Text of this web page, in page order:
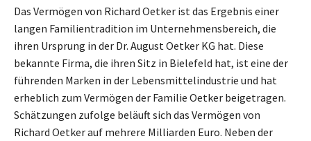
Das Vermögen von Richard Oetker ist das Ergebnis einer
langen Familientradition im Unternehmensbereich, die
ihren Ursprung in der Dr. August Oetker KG hat. Diese
bekannte Firma, die ihren Sitz in Bielefeld hat, ist eine der
führenden Marken in der Lebensmittelindustrie und hat
erheblich zum Vermögen der Familie Oetker beigetragen.
Schätzungen zufolge beläuft sich das Vermögen von
Richard Oetker auf mehrere Milliarden Euro. Neben der